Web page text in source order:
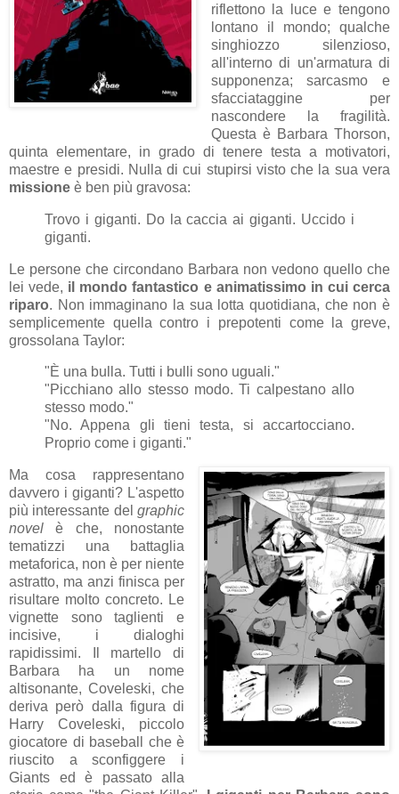
riflettono la luce e tengono
lontano il mondo; qualche
singhiozzo silenzioso,
all'interno di un'armatura di
supponenza; sarcasmo e
sfacciataggine per
nascondere la fragilità.
Questa è Barbara Thorson,
quinta elementare, in grado di tenere testa a motivatori,
maestre e presidi. Nulla di cui stupirsi visto che la sua vera
missione è ben più gravosa:
Trovo i giganti. Do la caccia ai giganti. Uccido i
giganti.
Le persone che circondano Barbara non vedono quello che
lei vede, il mondo fantastico e animatissimo in cui cerca
riparo. Non immaginano la sua lotta quotidiana, che non è
semplicemente quella contro i prepotenti come la greve,
grossolana Taylor:
"È una bulla. Tutti i bulli sono uguali."
"Picchiano allo stesso modo. Ti calpestano allo
stesso modo."
"No. Appena gli tieni testa, si accartocciano.
Proprio come i giganti."
Ma cosa rappresentano
davvero i giganti? L'aspetto
più interessante delgraphic
novel è che, nonostante
tematizzi una battaglia
metaforica, non è per niente
astratto, ma anzi finisca per
risultare molto concreto. Le
vignette sono taglienti e
incisive, i dialoghi
rapidissimi. Il martello di
Barbara ha un nome
altisonante, Coveleski, che
deriva però dalla figura di
Harry Coveleski, piccolo
giocatore di baseball che è
riuscito a sconfiggere i
Giants ed è passato alla